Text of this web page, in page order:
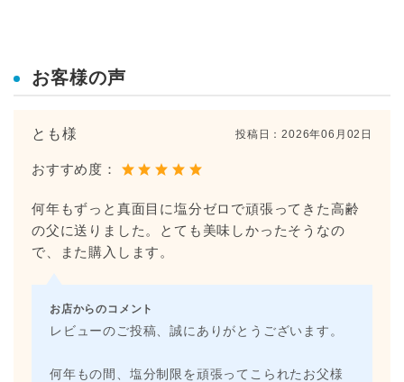
お客様の声
とも様 投稿日：2026年06月02日
おすすめ度：
何年もずっと真面目に塩分ゼロで頑張ってきた高齢
の父に送りました。とても美味しかったそうなの
で、また購入します。
お店からのコメント
レビューのご投稿、誠にありがとうございます。
何年もの間、塩分制限を頑張ってこられたお父様